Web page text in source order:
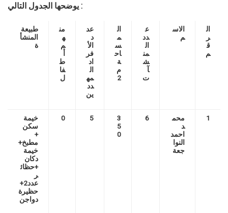
يوضحها الجدول التالي :
ال
ر
ق
م
الاس
م
ع
دد
ال
من
ش
آ
ت
ال
م
س
اح
ة
م
2
عد
د
الأ
فر
اد
ال
مه
دد
ين
من
ه
م
ط
فا
ل
طبيعة
المنشأ
ة
1
محم
د
احمد
النوا
جعة
6
3
5
0
5
0
خيمة
سكن
+
مطبخ+
خيمة
دكان
+حظائ
ر
عدد2+
حظيرة
دواجن